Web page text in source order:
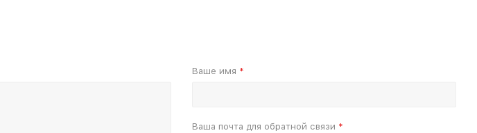
Ваше имя *
Ваша почта для обратной связи *